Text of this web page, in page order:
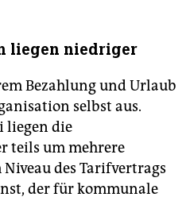
liegen niedriger
Bezahlung und Urlaub
selbst aus.
liegen die
teils um mehrere
des Tarifvertrags
der für kommunale